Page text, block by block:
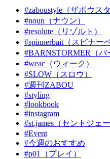
#zaboustyle（ザボウス
#noun（ナウン）
#resolute（リゾルト）
#spinnerbait（スピナー
#BARNSTORMER（バ
#weac（ウィーク）
#SLOW（スロウ）
#週刊ZABOU
#styling
#lookbook
#instagram
#st.james（セントジェー
#Event
#今週のおすすめ
#p01（プレイ）